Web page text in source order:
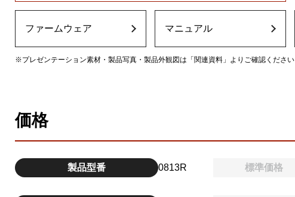
ファームウェア マニュアル
※プレゼンテーション素材・製品写真・製品外観図は「関連資料」よりご確認ください
価格
製品型番 0813R 標準価格